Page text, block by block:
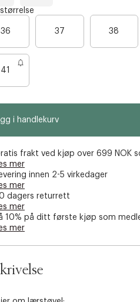
B
c
a
36
r
n
f
å
g
j
n
37 38
f
å
41
i handlekurv
frakt ved kjøp over 699 NOK
mer
innen 2-5 virkedager
mer
dagers returrett
mer
10% på ditt første kjøp som
mer